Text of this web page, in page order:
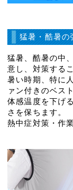
猛暑・酷暑の
猛暑、酷暑の中
意し、対策する
暑い時期、特に
ァン付きのベスト
体感温度を下げ
さを保ちます。
熱中症対策・作